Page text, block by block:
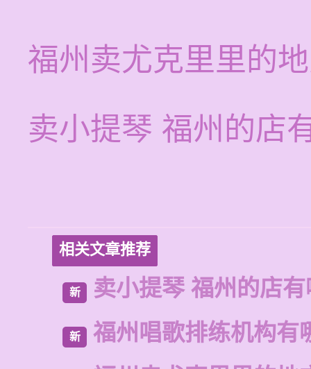
福州卖尤克里里的
卖小提琴 福州的店
相关文章推荐
新 卖小提琴 福州的店
新
福州唱歌排练机构有